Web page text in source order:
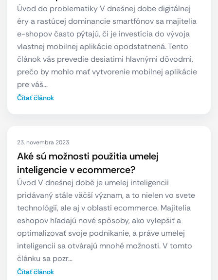
Úvod do problematiky V dnešnej dobe digitálnej
éry a rastúcej dominancie smartfónov sa majitelia
e-shopov často pýtajú, či je investícia do vývoja
vlastnej mobilnej aplikácie opodstatnená. Tento
článok vás prevedie desiatimi hlavnými dôvodmi,
prečo by mohlo mať vytvorenie mobilnej aplikácie
pre váš…
Čítať článok
23. novembra 2023
Aké sú možnosti použitia umelej
inteligencie v ecommerce?
Úvod V dnešnej době je umelej inteligencii
pridávaný stále väčší význam, a to nielen vo svete
technológií, ale aj v oblasti ecommerce. Majitelia
eshopov hľadajú nové spôsoby, ako vylepšiť a
optimalizovať svoje podnikanie, a práve umelej
inteligencii sa otvárajú mnohé možnosti. V tomto
článku sa pozr…
Čítať článok